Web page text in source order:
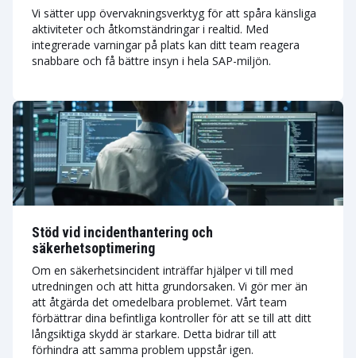
Vi sätter upp övervakningsverktyg för att spåra känsliga
aktiviteter och åtkomständringar i realtid. Med
integrerade varningar på plats kan ditt team reagera
snabbare och få bättre insyn i hela SAP-miljön.
Stöd vid incidenthantering och
säkerhetsoptimering
Om en säkerhetsincident inträffar hjälper vi till med
utredningen och att hitta grundorsaken. Vi gör mer än
att åtgärda det omedelbara problemet. Vårt team
förbättrar dina befintliga kontroller för att se till att ditt
långsiktiga skydd är starkare. Detta bidrar till att
förhindra att samma problem uppstår igen.